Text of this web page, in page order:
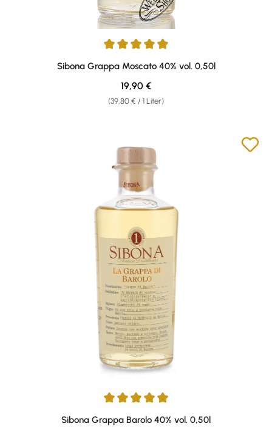
Durchschnittliche Bewertung von 4.9 von 5 Sternen
Sibona Grappa Moscato 40% vol. 0,50l
(39,80 € / 1 Liter)
Regulärer Preis:
19,90 €
Durchschnittliche Bewertung von 4.88 von 5 Sternen
Sibona Grappa Barolo 40% vol. 0,50l